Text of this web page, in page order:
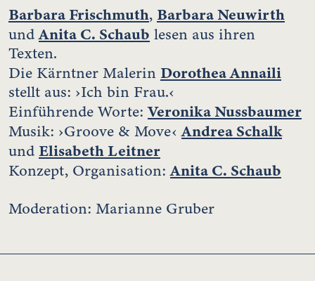
Barbara Frischmuth, Barbara Neuwirth
undAnita C. Schaub lesen aus ihren
Texten.
Die Kärntner Malerin Dorothea Annaili
stellt aus: ›Ich bin Frau.‹
Einführende Worte:Veronika Nussbaumer
Musik: ›Groove & Move‹Andrea Schalk
und Elisabeth Leitner
Konzept, Organisation:Anita C. Schaub
Moderation: Marianne Gruber